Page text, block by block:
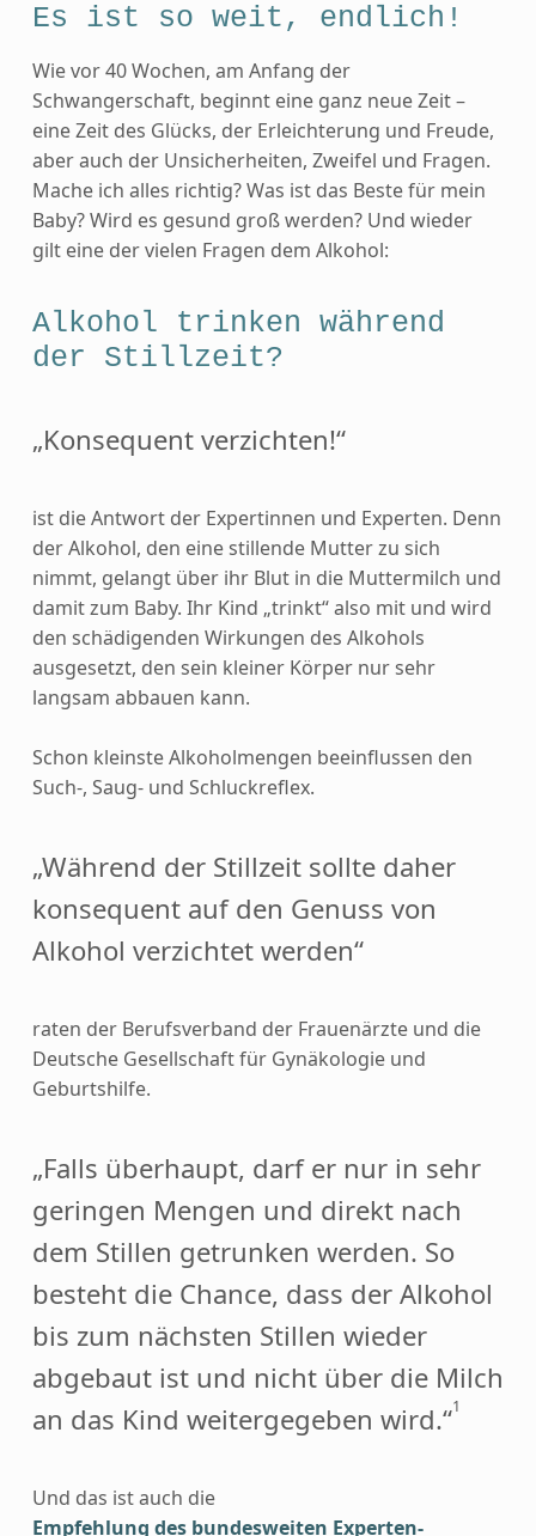
Es ist so weit, endlich!
Wie vor 40 Wochen, am Anfang der
Schwangerschaft, beginnt eine ganz neue Zeit –
eine Zeit des Glücks, der Erleichterung und Freude,
aber auch der Unsicherheiten, Zweifel und Fragen.
Mache ich alles richtig? Was ist das Beste für mein
Baby? Wird es gesund groß werden? Und wieder
gilt eine der vielen Fragen dem Alkohol:
Alkohol trinken während
der Stillzeit?
„Konsequent verzichten!“
ist die Antwort der Expertinnen und Experten. Denn
der Alkohol, den eine stillende Mutter zu sich
nimmt, gelangt über ihr Blut in die Muttermilch und
damit zum Baby. Ihr Kind „trinkt“ also mit und wird
den schädigenden Wirkungen des Alkohols
ausgesetzt, den sein kleiner Körper nur sehr
langsam abbauen kann.
Schon kleinste Alkoholmengen beeinflussen den
Such-, Saug- und Schluckreflex.
„Während der Stillzeit sollte daher
konsequent auf den Genuss von
Alkohol verzichtet werden“
raten der Berufsverband der Frauenärzte und die
Deutsche Gesellschaft für Gynäkologie und
Geburtshilfe.
„Falls überhaupt, darf er nur in sehr
geringen Mengen und direkt nach
dem Stillen getrunken werden. So
besteht die Chance, dass der Alkohol
bis zum nächsten Stillen wieder
abgebaut ist und nicht über die Milch
an das Kind weitergegeben wird.“1
Und das ist auch die
Empfehlung des bundesweiten Experten-